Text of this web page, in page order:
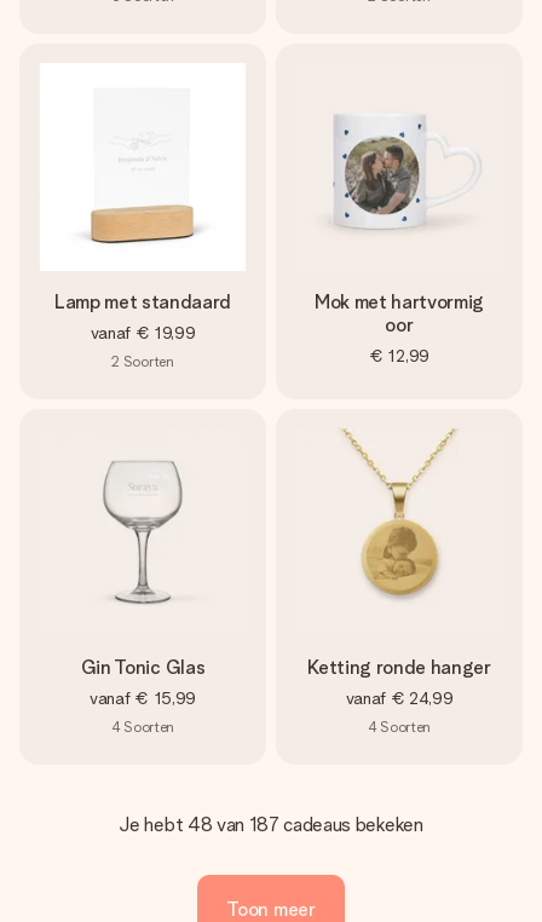
Lamp met standaard
vanaf € 19,99
2 Soorten
Mok met hartvormig
oor
€ 12,99
Gin Tonic Glas
vanaf € 15,99
4 Soorten
Ketting ronde hanger
vanaf € 24,99
4 Soorten
Je hebt 48 van 187 cadeaus bekeken
Toon meer